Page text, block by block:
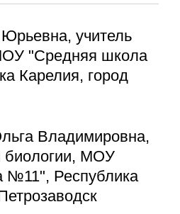
учитель
"Средняя школа
Карелия, город
Владимировна,
биологии, МОУ
№11", Республика